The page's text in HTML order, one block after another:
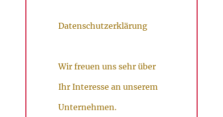
Datenschutzerklärung
Wir freuen uns sehr über
Ihr Interesse an unserem
Unternehmen.